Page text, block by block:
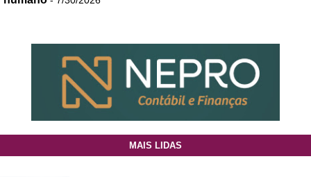
MAIS LIDAS